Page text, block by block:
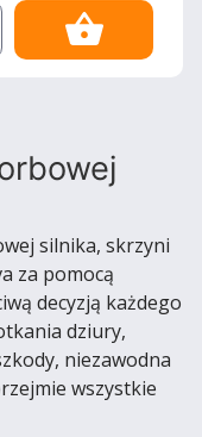
silnika, skrzyni
za pomocą
decyzją każdego
dziury,
niezawodna
wszystkie